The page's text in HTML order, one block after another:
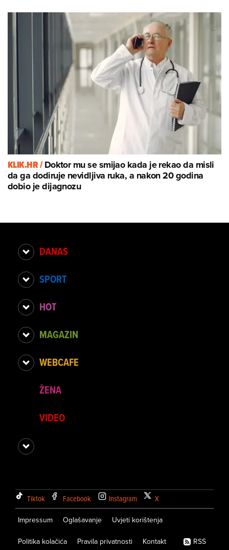
KLIK.HR /Doktor mu se smijao kada je rekao da misli
da ga dodiruje nevidljiva ruka, a nakon 20 godina
dobio je dijagnozu
DANAS
SPORT
HOT
MAGAZIN
WEBCAFE
ŽENA
VIDEO
Tiktok Facebook Instagram X
Impressum Oglašavanje Uvjeti korištenja
Politika kolačića Pravila privatnosti Kontakt RSS